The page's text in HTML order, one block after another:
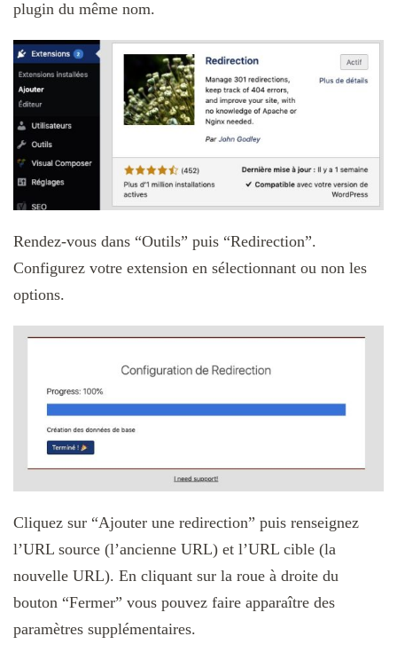
plugin du même nom.
Rendez-vous dans “Outils” puis “Redirection”.
Configurez votre extension en sélectionnant ou non les
options.
Cliquez sur “Ajouter une redirection” puis renseignez
l’URL source (l’ancienne URL) et l’URL cible (la
nouvelle URL). En cliquant sur la roue à droite du
bouton “Fermer” vous pouvez faire apparaître des
paramètres supplémentaires.